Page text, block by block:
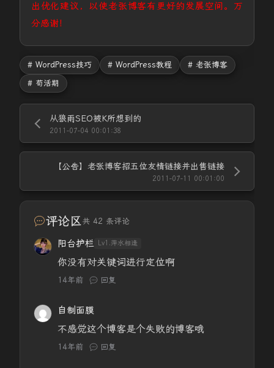
出优化建议，以使老张博客有更好的发展空间。万
分感谢！
# WordPress技巧 # WordPress教程
# 老张博客
# 苟活期
从狼雨SEO被K所想到的
2011-07-04 00:01:38
【公告】老张博客招五位友情链接并出售链接
2011-07-11 00:01:00
评论区共 42 条评论
阳台护栏 Lv1.萍水相逢
你没有对关键词进行定位啊
14年前 回复
自制面膜
不感觉这个博客是个失败的博客哦
14年前 回复